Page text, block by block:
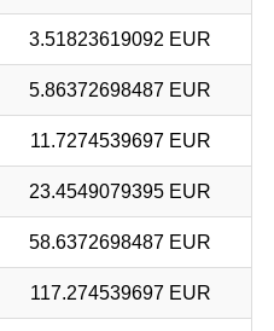
3.51823619092 EUR
5.86372698487 EUR
11.7274539697 EUR
23.4549079395 EUR
58.6372698487 EUR
117.274539697 EUR